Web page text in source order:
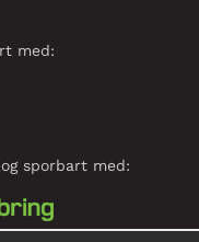
med:
sporbart med: